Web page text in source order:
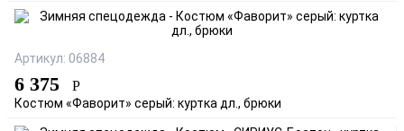
Артикул: 06884
6 375 Р
Костюм «Фаворит» серый: куртка дл., брюки